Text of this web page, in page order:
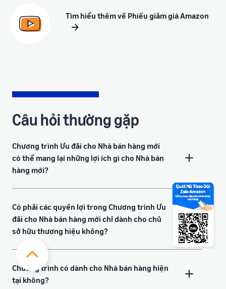
Tìm hiểu thêm về Phiếu giảm giá Amazon
Câu hỏi thường gặp
Chương trình Ưu đãi cho Nhà bán hàng mới
có thể mang lại những lợi ích gì cho Nhà bán
hàng mới?
Có phải các quyền lợi trong Chương trình Ưu
đãi cho Nhà bán hàng mới chỉ dành cho chủ
sở hữu thương hiệu không?
Chương trình có dành cho Nhà bán hàng hiện
tại không?